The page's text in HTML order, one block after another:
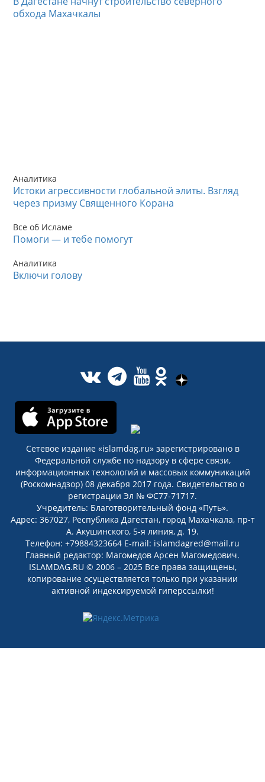
обхода Махачкалы
Аналитика
Истоки агрессивности глобальной элиты. Взгляд
через призму Священного Корана
Все об Исламе
Помоги — и тебе помогут
Аналитика
Включи голову
Сетевое издание «islamdag.ru» зарегистрировано в
Федеральной службе по надзору в сфере связи,
информационных технологий и массовых коммуникаций
(Роскомнадзор) 08 декабря 2017 года. Свидетельство о
регистрации Эл № ФС77-71717.
Учредитель: Благотворительный фонд «Путь».
Адрес: 367027, Республика Дагестан, город Махачкала, пр-т
А. Акушинского, 5-я линия, д. 19.
Телефон: +79884323664 E-mail: islamdagred@mail.ru
Главный редактор: Магомедов Арсен Магомедович.
ISLAMDAG.RU © 2006 – 2025 Все права защищены,
копирование осуществляется только при указании
активной индексируемой гиперссылки!